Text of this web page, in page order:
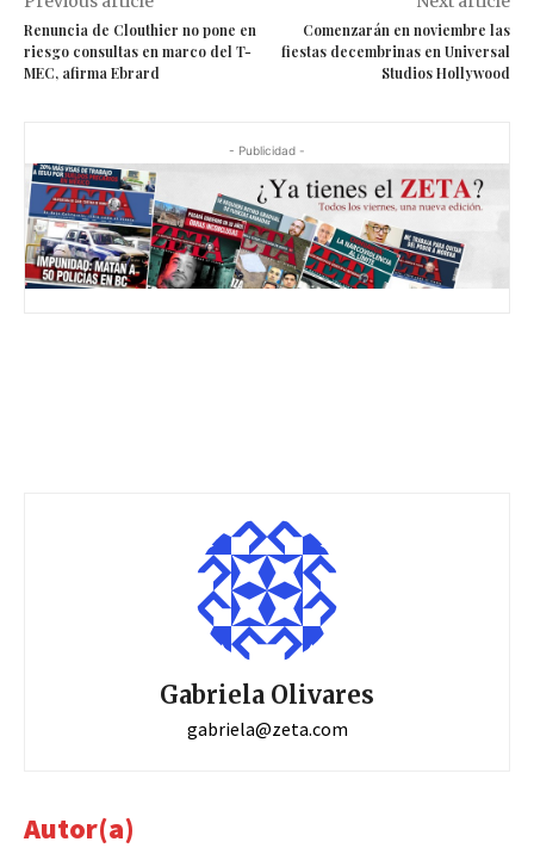
Renuncia de Clouthier no pone en
riesgo consultas en marco del T-
MEC, afirma Ebrard
Comenzarán en noviembre las
fiestas decembrinas en Universal
Studios Hollywood
- Publicidad -
Gabriela Olivares
gabriela@zeta.com
Autor(a)